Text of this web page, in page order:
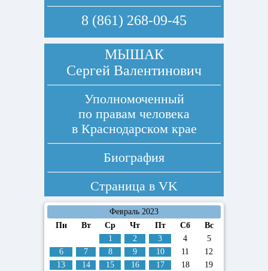
8 (861) 268-09-45
МЫШАК
Сергей Валентинович
Уполномоченный
по правам человека
в Краснодарском крае
Биография
Страница в VK
Февраль 2023
Пн
Вт Ср Чт Пт Сб
Вс
1
2 3 4
5
6
7 8 9 10 11
12
13
14 15 16 17 18
19